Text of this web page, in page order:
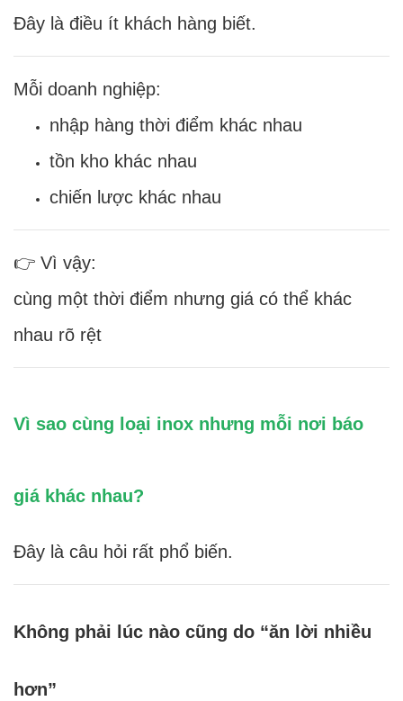
Đây là điều ít khách hàng biết.
Mỗi doanh nghiệp:
nhập hàng thời điểm khác nhau
tồn kho khác nhau
chiến lược khác nhau
👉 Vì vậy:
cùng một thời điểm nhưng giá có thể khác
nhau rõ rệt
Vì sao cùng loại inox nhưng mỗi nơi báo
giá khác nhau?
Đây là câu hỏi rất phổ biến.
Không phải lúc nào cũng do “ăn lời nhiều
hơn”